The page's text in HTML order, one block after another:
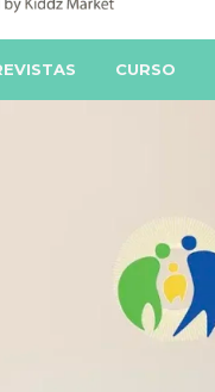
CURSO